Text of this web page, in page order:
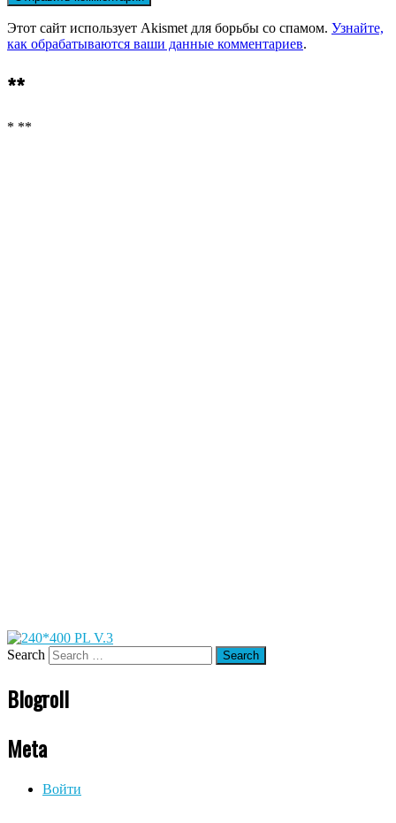
Этот сайт использует Akismet для борьбы со спамом. Узнайте,
как обрабатываются ваши данные комментариев.
**
* **
Search
Blogroll
Meta
Войти